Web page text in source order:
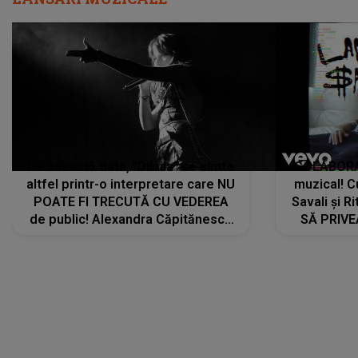
De această dată, "Dilaila" se simte
altfel printr-o interpretare care NU
POATE FI TRECUTĂ CU VEDEREA
de public! Alexandra Căpitănescu
a lansat VERSIUNEA LIVE a piesei
muzical!
Savali și
SĂ